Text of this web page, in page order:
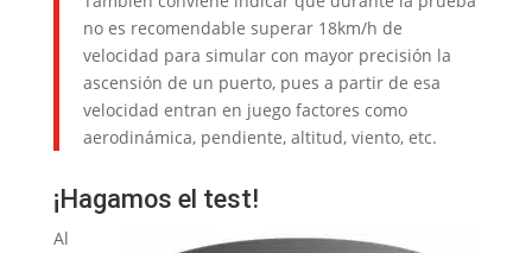
no es recomendable superar 18km/h de
velocidad para simular con mayor precisión la
ascensión de un puerto, pues a partir de esa
velocidad entran en juego factores como
aerodinámica, pendiente, altitud, viento, etc.
¡Hagamos el test!
Al